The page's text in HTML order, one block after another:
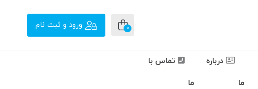
0 ورود و ثبت نام
درباره
ما
تماس با
ما